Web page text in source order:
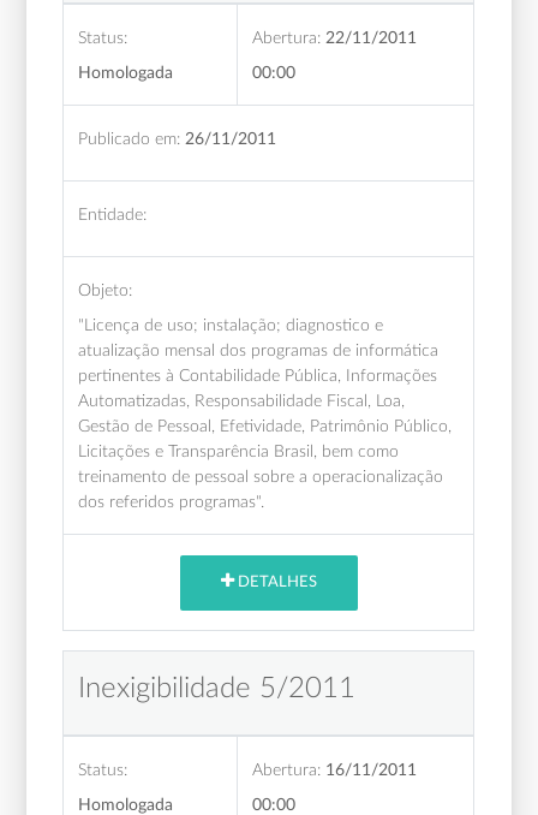
Status:
Homologada
Abertura: 22/11/2011
00:00
Publicado em: 26/11/2011
Entidade:
Objeto:
"Licença de uso; instalação; diagnostico e
atualização mensal dos programas de informática
pertinentes à Contabilidade Pública, Informações
Automatizadas, Responsabilidade Fiscal, Loa,
Gestão de Pessoal, Efetividade, Patrimônio Público,
Licitações e Transparência Brasil, bem como
treinamento de pessoal sobre a operacionalização
dos referidos programas".
DETALHES
Inexigibilidade 5/2011
Status:
Homologada
Abertura: 16/11/2011
00:00